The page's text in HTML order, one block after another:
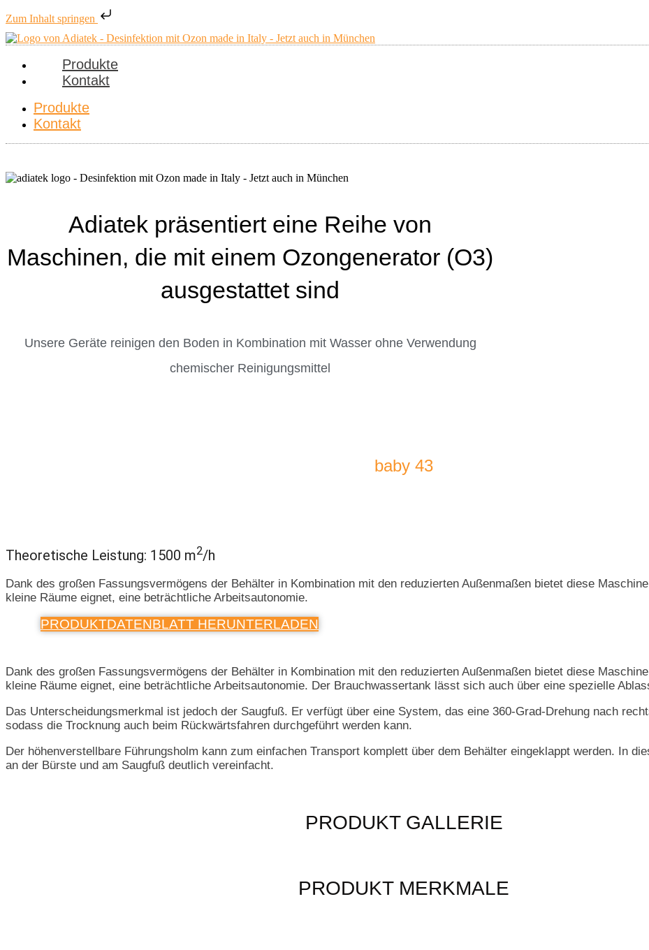
Zum Inhalt springen
Produkte
Kontakt
Produkte
Kontakt
Adiatek präsentiert eine Reihe von
Maschinen, die mit einem Ozongenerator (O3)
ausgestattet sind
Unsere Geräte reinigen den Boden in Kombination mit Wasser ohne Verwendung
chemischer Reinigungsmittel
baby 43
Theoretische Leistung: 1500 m2/h
Dank des großen Fassungsvermögens der Behälter in Kombination mit den reduzierten Außenmaßen bietet diese
kleine Räume eignet, eine beträchtliche Arbeitsautonomie.
PRODUKTDATENBLATT HERUNTERLADEN
Dank des großen Fassungsvermögens der Behälter in Kombination mit den reduzierten Außenmaßen bietet diese
kleine Räume eignet, eine beträchtliche Arbeitsautonomie. Der Brauchwassertank lässt sich auch über eine spezielle
Das Unterscheidungsmerkmal ist jedoch der Saugfuß. Er verfügt über eine System, das eine 360-Grad-Drehung nach
sodass die Trocknung auch beim Rückwärtsfahren durchgeführt werden kann.
Der höhenverstellbare Führungsholm kann zum einfachen Transport komplett über dem Behälter eingeklappt werden. In
an der Bürste und am Saugfuß deutlich vereinfacht.
PRODUKT GALLERIE
PRODUKT MERKMALE